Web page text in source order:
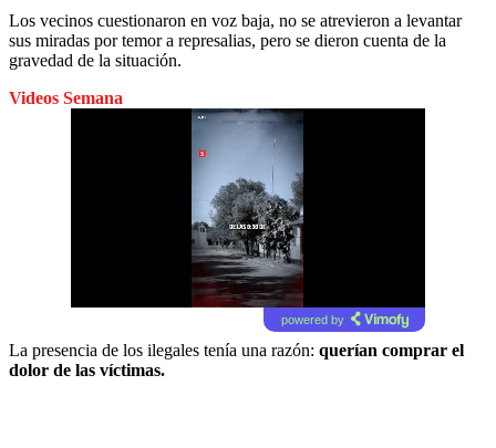
Los vecinos cuestionaron en voz baja, no se atrevieron a levantar
sus miradas por temor a represalias, pero se dieron cuenta de la
gravedad de la situación.
Videos Semana
powered by
La presencia de los ilegales tenía una razón: querían comprar el
dolor de las víctimas.